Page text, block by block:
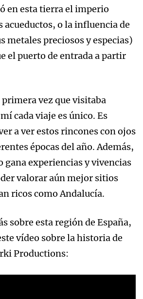
en esta tierra el imperio
acueductos, o la influencia de
metales preciosos y especias)
el puerto de entrada a partir
primera vez que visitaba
cada viaje es único. Es
a ver estos rincones con ojos
épocas del año. Además,
gana experiencias y vivencias
valorar aún mejor sitios
ricos como Andalucía.
sobre esta región de España,
vídeo sobre la historia de
Productions: